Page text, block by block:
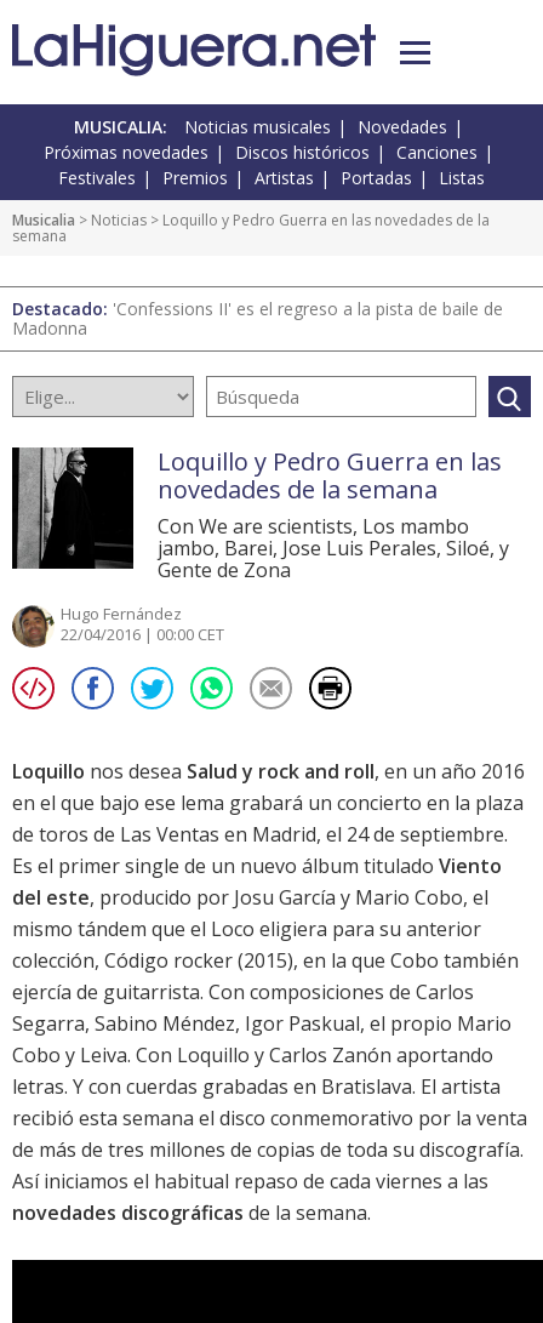
MUSICALIA: Noticias musicales
Novedades
Próximas novedades
Discos históricos
Canciones
Festivales
Premios Artistas Portadas Listas
Musicalia > Noticias > Loquillo y Pedro Guerra en las novedades de la
semana
Destacado: 'Confessions II' es el regreso a la pista de baile de
Madonna
Loquillo y Pedro Guerra en las
novedades de la semana
Con We are scientists, Los mambo
jambo, Barei, Jose Luis Perales, Siloé, y
Gente de Zona
Hugo Fernández
22/04/2016 | 00:00 CET
Loquillo nos desea Salud y rock and roll, en un año 2016
en el que bajo ese lema grabará un concierto en la plaza
de toros de Las Ventas en Madrid, el 24 de septiembre.
Es el primer single de un nuevo álbum titulado Viento
del este, producido por Josu García y Mario Cobo, el
mismo tándem que el Loco eligiera para su anterior
colección, Código rocker(2015), en la que Cobo también
ejercía de guitarrista. Con composiciones de Carlos
Segarra, Sabino Méndez, Igor Paskual, el propio Mario
Cobo y Leiva. Con Loquillo y Carlos Zanón aportando
letras. Y con cuerdas grabadas en Bratislava. El artista
recibió esta semana el disco conmemorativo por la venta
de más de tres millones de copias de toda su discografía.
Así iniciamos el habitual repaso de cada viernes a las
novedades discográficas de la semana.